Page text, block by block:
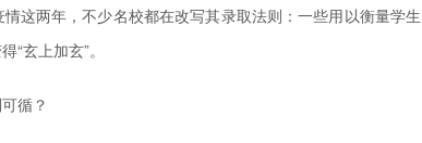
这两年，不少名校都在改写其录取法则：一些用以衡量学生
玄上加玄”。
循？